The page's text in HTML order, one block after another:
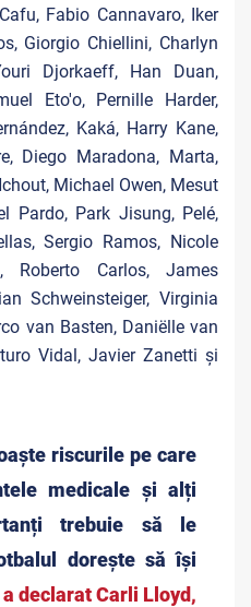
Fabio Cannavaro, Iker
Giorgio Chiellini, Charlyn
Djorkaeff, Han Duan,
Eto'o, Pernille Harder,
Kaká, Harry Kane,
Diego Maradona, Marta,
Michael Owen, Mesut
Pardo, Park Jisung, Pelé,
Sergio Ramos, Nicole
Roberto Carlos, James
Schweinsteiger, Virginia
van Basten, Daniëlle van
Vidal, Javier Zanetti și
riscurile pe care
medicale și alți
trebuie să le
dorește să își
a declarat Carli Lloyd,